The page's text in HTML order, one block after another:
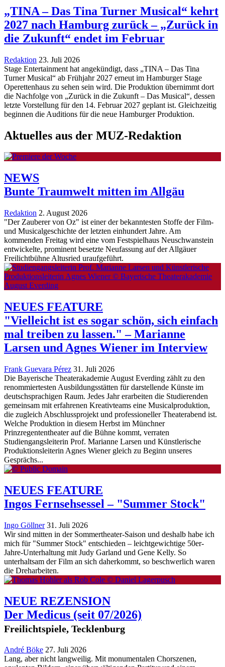
„TINA – Das Tina Turner Musical“ kehrt
2027 nach Hamburg zurück – „Zurück in
die Zukunft“ endet im Februar
Redaktion 23. Juli 2026
Stage Entertainment hat angekündigt, dass „TINA – Das Tina
Turner Musical“ ab Frühjahr 2027 erneut im Hamburger Stage
Operettenhaus zu sehen sein wird. Die Produktion übernimmt dort
die Nachfolge von „Zurück in die Zukunft – Das Musical“, dessen
letzte Vorstellung für den 14. Februar 2027 geplant ist. Gleichzeitig
beginnen die Auditions für die neue Hamburger Produktion.
Aktuelles aus der MUZ-Redaktion
NEWS
Bunte Traumwelt mitten im Allgäu
Redaktion 2. August 2026
"Der Zauberer von Oz" ist einer der bekanntesten Stoffe der Film-
und Musicalgeschichte der letzten einhundert Jahre. Am
kommenden Freitag wird eine vom Festspielhaus Neuschwanstein
entwickelte, prominent besetzte Neufassung auf der Allgäuer
Freilichtbühne Altusried uraufgeführt.
NEUES FEATURE
"Vielleicht ist es sogar schön, sich einfach
mal treiben zu lassen." – Marianne
Larsen und Agnes Wiener im Interview
Frank Guevara Pérez 31. Juli 2026
Die Bayerische Theaterakademie August Everding zählt zu den
renommiertesten Ausbildungsstätten für darstellende Künste im
deutschsprachigen Raum. Jedes Jahr erarbeiten die Studierenden
gemeinsam mit erfahrenen Kreativteams eine Musicalproduktion,
die zugleich Abschlussprojekt und professioneller Theaterabend ist.
Welche Produktion in diesem Herbst im Münchner
Prinzregententheater auf die Bühne kommt, verraten
Studiengangsleiterin Prof. Marianne Larsen und Künstlerische
Produktionsleiterin Agnes Wiener gleich zu Beginn unseres
Gesprächs...
NEUES FEATURE
Ingos Fernsehsessel – "Summer Stock"
Ingo Göllner 31. Juli 2026
Wir sind mitten in der Sommertheater-Saison und deshalb habe ich
mich für "Summer Stock" entschieden – leichtgewichtige 50er-
Jahre-Unterhaltung mit Judy Garland und Gene Kelly. So
unterhaltsam der Film an sich daherkommt, so beschwerlich waren
die Dreharbeiten.
NEUE REZENSION
Der Medicus (seit 07/2026)
Freilichtspiele, Tecklenburg
André Böke 27. Juli 2026
Lang, aber nicht langweilig. Mit monumentalen Chorszenen,